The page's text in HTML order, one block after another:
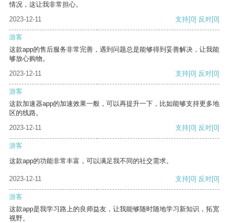
情况，这让我非常担心。
2023-12-11
支持[0] 反对[0]
游客
这款app的售后服务非常完善，遇到问题总是能够得到妥善解决，让我能
够放心购物。
2023-12-11
支持[0] 反对[0]
游客
这款加速器app的加速效果一般，可以再提升一下，比如能够支持更多地
区的线路。
2023-12-11
支持[0] 反对[0]
游客
这款app的功能非常丰富，可以满足我不同的社交需求。
2023-12-11 支持[0] 反对[0]
游客
这款app是我学习路上的良师益友，让我能够随时随地学习新知识，拓宽
视野。